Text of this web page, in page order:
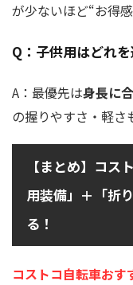
が少ないほど“お得感
Q：子供用はどれ
A：最優先は身長に
の握りやすさ・軽さ
【まとめ】コ
用装備」＋「折
る！
コストコ自転車お